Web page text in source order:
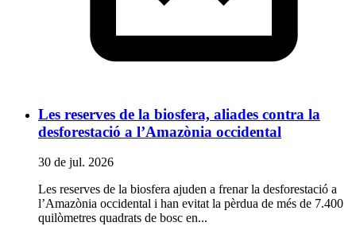
Les reserves de la biosfera, aliades contra la
desforestació a l’Amazònia occidental
30 de jul. 2026
Les reserves de la biosfera ajuden a frenar la desforestació a
l’Amazònia occidental i han evitat la pèrdua de més de 7.400
quilòmetres quadrats de bosc en...